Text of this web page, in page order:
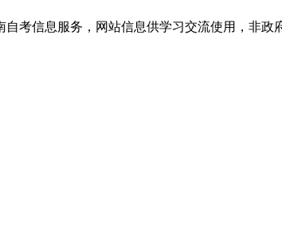
考信息服务，网站信息供学习交流使用，非政